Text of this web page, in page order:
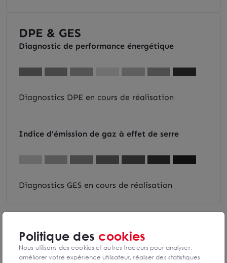
DPE & GES
Diagnostic de performance énergétique
Diagnostics DPE en cours de réalisation
Indice d'émission de gaz à effet de serre
Diagnostics GES en cours de réalisation
Charles BUSCHINO
Nice - Sophia Antipolis
Politique des cookies
Nous utilisons des cookies et autres traceurs pour analyser,
améliorer votre expérience utilisateur, réaliser des statistiques